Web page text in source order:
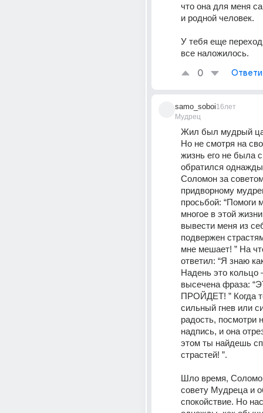
что она для меня
и родной человек.
У тебя еще
все наложилось.
0
samo_soboi
Мудрец
16лет
Жил был мудрый
Но не смотря на
жизнь его не была
обратился
Соломон за
придворному
просьбой: “Помоги
многое в этой
вывести меня из
подвержен
мне мешает! ” На
ответил: “Я знаю
Надень это кольцо
высечена фраза:
ПРОЙДЕТ! ” Когда
сильный гнев или
радость, посмотри
надпись, и она
этом ты найдешь
страстей! ”.
Шло время,
совету Мудреца и
спокойствие. Но